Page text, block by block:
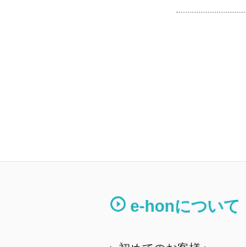
e-honについて